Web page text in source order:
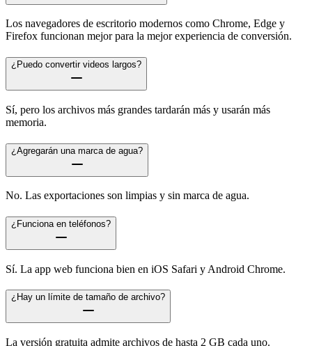
Los navegadores de escritorio modernos como Chrome, Edge y
Firefox funcionan mejor para la mejor experiencia de conversión.
¿Puedo convertir videos largos?
Sí, pero los archivos más grandes tardarán más y usarán más
memoria.
¿Agregarán una marca de agua?
No. Las exportaciones son limpias y sin marca de agua.
¿Funciona en teléfonos?
Sí. La app web funciona bien en iOS Safari y Android Chrome.
¿Hay un límite de tamaño de archivo?
La versión gratuita admite archivos de hasta 2 GB cada uno.